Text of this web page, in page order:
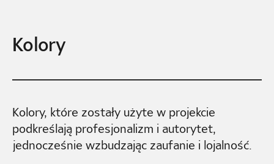
Kolory
Kolory, które zostały użyte w projekcie
podkreślają profesjonalizm i autorytet,
jednocześnie wzbudzając zaufanie i lojalność.